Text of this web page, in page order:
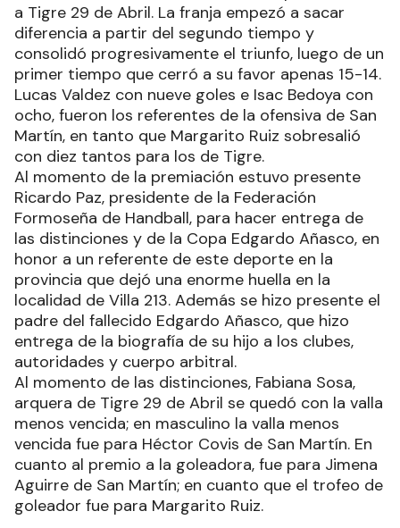
a Tigre 29 de Abril. La franja empezó a sacar
diferencia a partir del segundo tiempo y
consolidó progresivamente el triunfo, luego de un
primer tiempo que cerró a su favor apenas 15-14.
Lucas Valdez con nueve goles e Isac Bedoya con
ocho, fueron los referentes de la ofensiva de San
Martín, en tanto que Margarito Ruiz sobresalió
con diez tantos para los de Tigre.
Al momento de la premiación estuvo presente
Ricardo Paz, presidente de la Federación
Formoseña de Handball, para hacer entrega de
las distinciones y de la Copa Edgardo Añasco, en
honor a un referente de este deporte en la
provincia que dejó una enorme huella en la
localidad de Villa 213. Además se hizo presente el
padre del fallecido Edgardo Añasco, que hizo
entrega de la biografía de su hijo a los clubes,
autoridades y cuerpo arbitral.
Al momento de las distinciones, Fabiana Sosa,
arquera de Tigre 29 de Abril se quedó con la valla
menos vencida; en masculino la valla menos
vencida fue para Héctor Covis de San Martín. En
cuanto al premio a la goleadora, fue para Jimena
Aguirre de San Martín; en cuanto que el trofeo de
goleador fue para Margarito Ruiz.